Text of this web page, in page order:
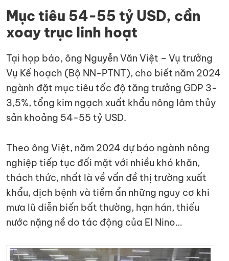
Mục tiêu 54-55 tỷ USD, cần
xoay trục linh hoạt
Tại họp báo, ông Nguyễn Văn Việt – Vụ trưởng
Vụ Kế hoạch (Bộ NN-PTNT), cho biết năm 2024
ngành đặt mục tiêu tốc độ tăng trưởng GDP 3-
3,5%, tổng kim ngạch xuất khẩu nông lâm thủy
sản khoảng 54-55 tỷ USD.
Theo ông Việt, năm 2024 dự báo ngành nông
nghiệp tiếp tục đối mặt với nhiều khó khăn,
thách thức, nhất là về vấn đề thị trường xuất
khẩu, dịch bệnh và tiềm ẩn những nguy cơ khi
mưa lũ diễn biến bất thường, hạn hán, thiếu
nước nặng nề do tác động của El Nino…